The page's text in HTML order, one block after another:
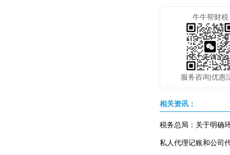
牛牛帮财税
服务咨询|优惠
相关资讯：
私人代理记账和公司